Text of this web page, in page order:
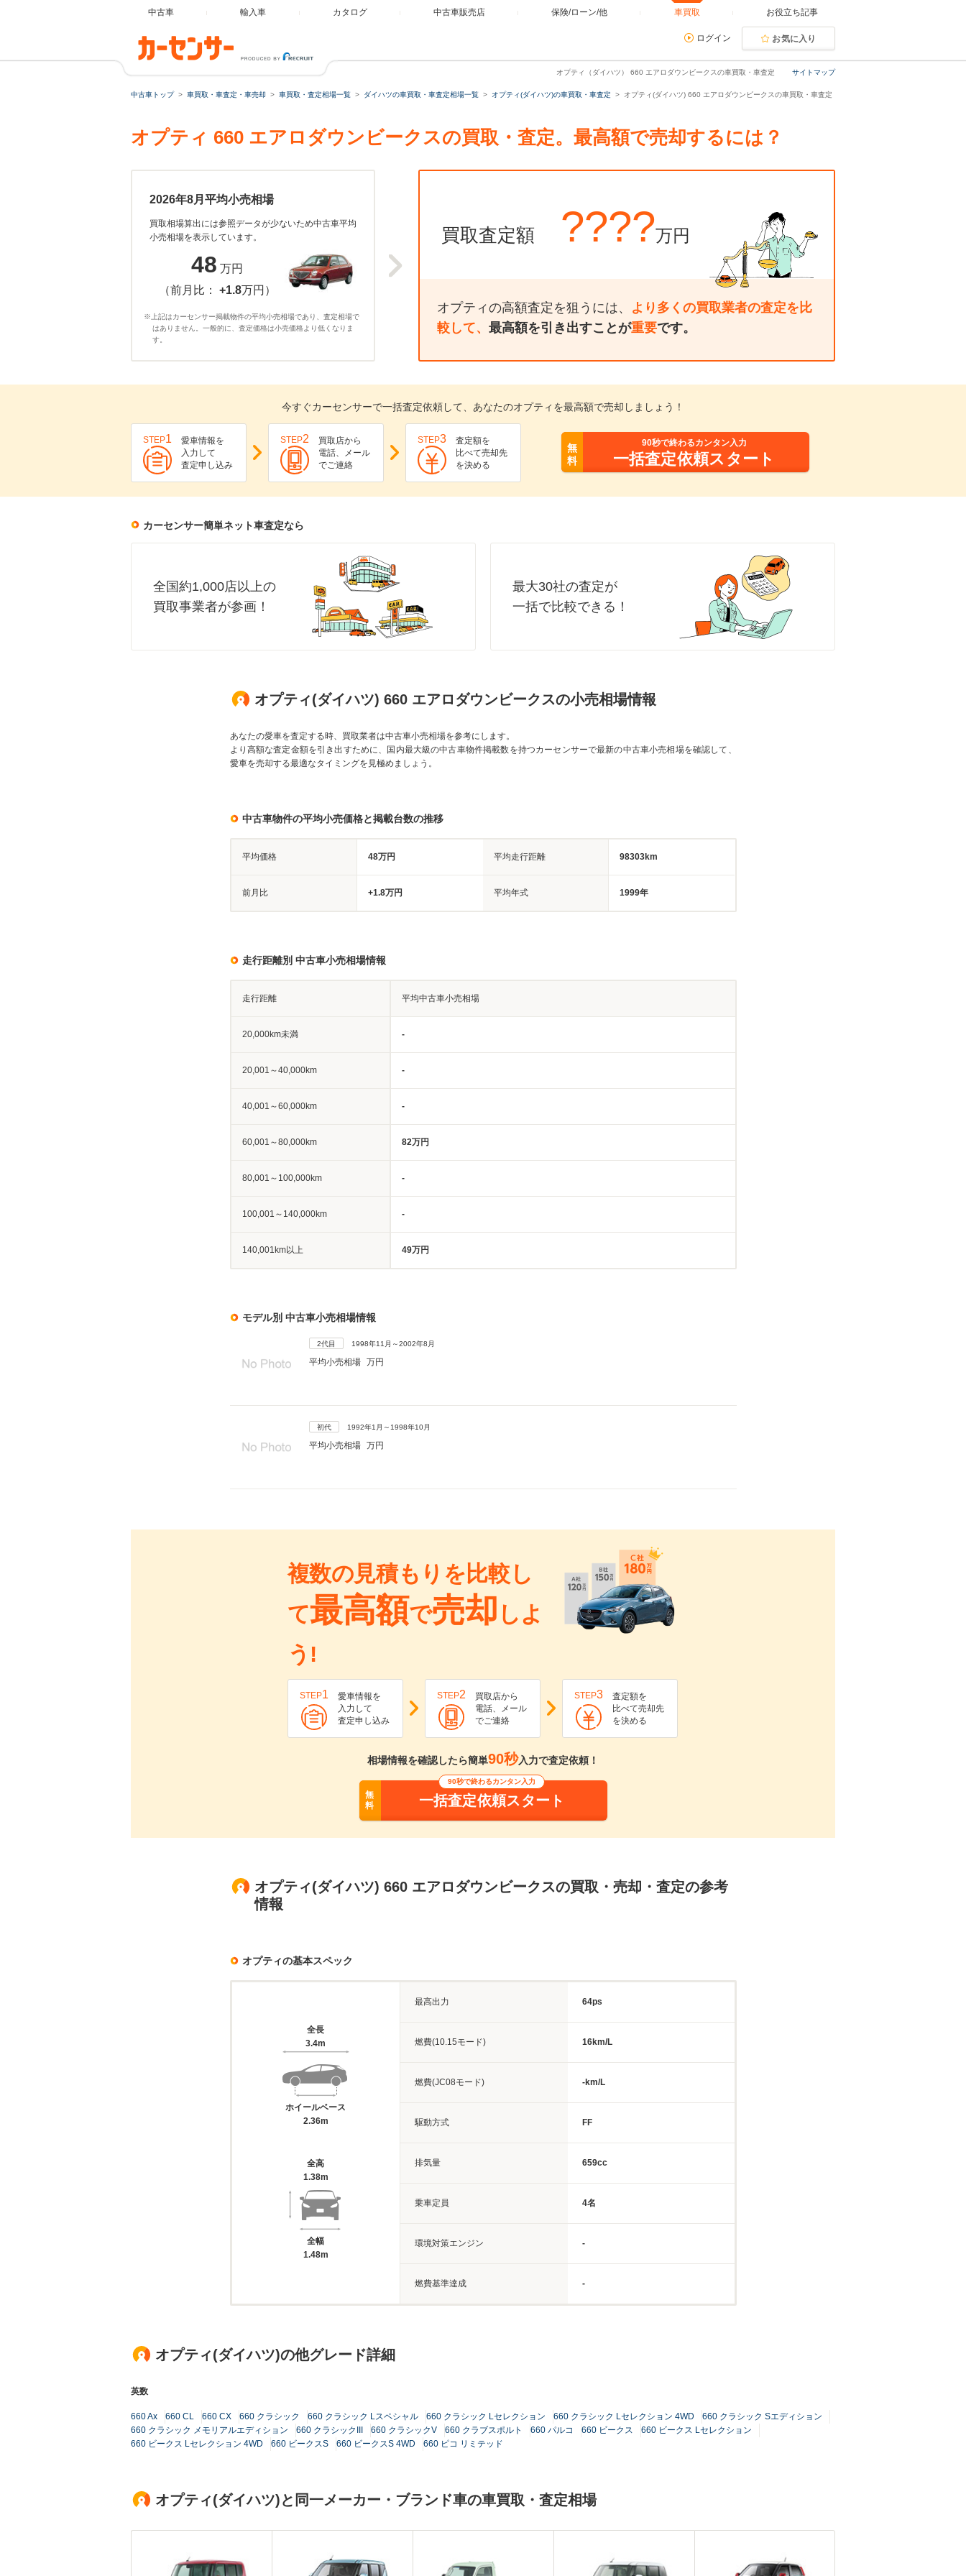
中古車 輸入車 カタログ 中古車販売店 保険/ローン/他 車買取 お役立ち記事
ログイン お気に入り
サイトマップ
オプティ（ダイハツ） 660 エアロダウンビークスの車買取・車査定
中古車トップ 車買取・車査定・車売却 車買取・査定相場一覧 ダイハツの車買取・車査定相場一覧 オプティ(ダイハツ)の車買取・車査定 オプティ(ダイハツ) 660 エアロダウンビークスの車買取・車査定
オプティ 660 エアロダウンビークスの買取・査定。最高額で売却するには？
2026年8月平均小売相場
買取相場算出には参照データが少ないため中古車平均
小売相場を表示しています。
48 万円
（前月比： +1.8万円）
※上記はカーセンサー掲載物件の平均小売相場であり、査定相場で
はありません。一般的に、査定価格は小売価格より低くなりま
す。
買取査定額 ????万円
オプティの高額査定を狙うには、 より多くの買取業者の査定を比
較して、 最高額を引き出すことが重要です。
今すぐカーセンサーで一括査定依頼して、あなたのオプティを最高額で売却しましょう！
STEP1
愛車情報を
入力して
査定申し込み
STEP2
買取店から
電話、メール
でご連絡
STEP3
査定額を
比べて売却先
を決める
無
料
90秒で終わるカンタン入力
一括査定依頼スタート
カーセンサー簡単ネット車査定なら
全国約1,000店以上の
買取事業者が参画！
最大30社の査定が
一括で比較できる！
オプティ(ダイハツ) 660 エアロダウンビークスの小売相場情報
あなたの愛車を査定する時、買取業者は中古車小売相場を参考にします。
より高額な査定金額を引き出すために、国内最大級の中古車物件掲載数を持つカーセンサーで最新の中古車小売相場を確認して、
愛車を売却する最適なタイミングを見極めましょう。
中古車物件の平均小売価格と掲載台数の推移
平均価格 48万円 平均走行距離 98303km
前月比 +1.8万円 平均年式 1999年
走行距離別 中古車小売相場情報
走行距離 平均中古車小売相場
20,000km未満 -
20,001～40,000km -
40,001～60,000km -
60,001～80,000km 82万円
80,001～100,000km -
100,001～140,000km -
140,001km以上 49万円
モデル別 中古車小売相場情報
2代目 1998年11月～2002年8月
平均小売相場 万円
初代 1992年1月～1998年10月
平均小売相場 万円
複数の見積もりを比較し
て最高額で売却 しよ
う!
STEP1
愛車情報を
入力して
査定申し込み
STEP2
買取店から
電話、メール
でご連絡
STEP3
査定額を
比べて売却先
を決める
相場情報を確認したら簡単90秒入力で査定依頼！
無
料
90秒で終わるカンタン入力
一括査定依頼スタート
オプティ(ダイハツ) 660 エアロダウンビークスの買取・売却・査定の参考
情報
オプティの基本スペック
全長
3.4m
ホイールベース
2.36m
全高
1.38m
全幅
1.48m
最高出力 64ps
燃費(10.15モード) 16km/L
燃費(JC08モード) -km/L
駆動方式 FF
排気量 659cc
乗車定員 4名
環境対策エンジン -
燃費基準達成 -
オプティ(ダイハツ)の他グレード詳細
英数
660 Ax 660 CL 660 CX 660 クラシック 660 クラシック Lスペシャル 660 クラシック Lセレクション 660 クラシック Lセレクション 4WD
660 クラシック Sエディション
660 クラシック メモリアルエディション
660 クラシックIII 660 クラシックV 660 クラブスポルト 660 パルコ 660 ビークス
660 ビークス Lセレクション
660 ビークス Lセレクション 4WD
660 ビークスS 660 ビークスS 4WD 660 ピコ リミテッド
オプティ(ダイハツ)と同一メーカー・ブランド車の車買取・査定相場